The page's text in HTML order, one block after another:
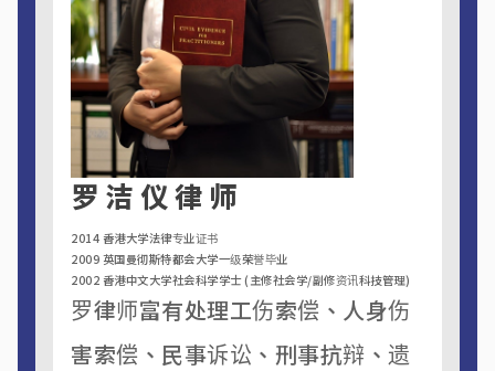
罗洁仪律师
2014 香港大学法律专业证书
2009 英国曼彻斯特都会大学一级荣誉毕业
2002 香港中文大学社会科学学士 (主修社会学/副修资讯科技管理)
罗律师富有处理工伤索偿、人身伤
害索偿、民事诉讼、刑事抗辩、遗